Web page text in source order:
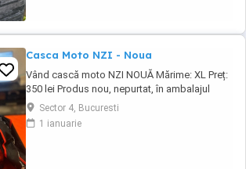
Casca Moto NZI - Noua
Vând cască moto NZI NOUĂ Mărime: XL Preț:
350 lei Produs nou, nepurtat, în ambalajul
original, cu husă și etichete. Cască
omologată, pregătită pentru utilizare pe
drumurile publice. Casca are un design
Sector 4, Bucuresti
1 ianuarie